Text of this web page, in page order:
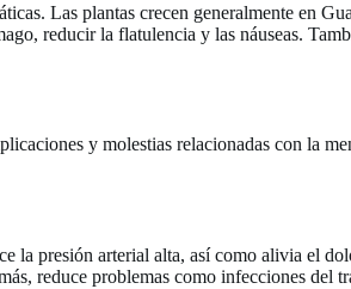
Las plantas crecen generalmente en
reducir la flatulencia y las náuseas.
y molestias relacionadas con la
la presión arterial alta, así como alivia el
reduce problemas como infecciones del